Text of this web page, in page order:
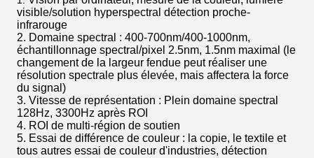
visible/solution hyperspectral détection proche-
infrarouge
2. Domaine spectral : 400-700nm/400-1000nm,
échantillonnage spectral/pixel 2.5nm, 1.5nm maximal (le
changement de la largeur fendue peut réaliser une
résolution spectrale plus élevée, mais affectera la force
du signal)
3. Vitesse de représentation : Plein domaine spectral
128Hz, 3300Hz après ROI
4. ROI de multi-région de soutien
5. Essai de différence de couleur : la copie, le textile et
tous autres essai de couleur d'industries, détection